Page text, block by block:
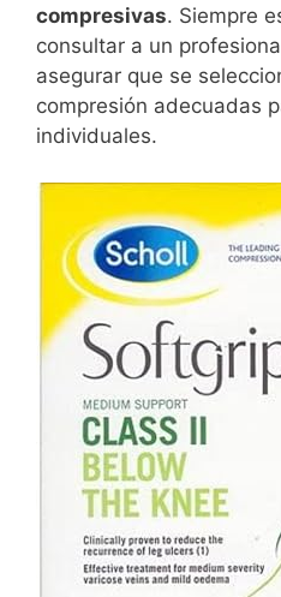
compresivas. Siempre
consultar a un
asegurar que se
compresión adecuadas
individuales.